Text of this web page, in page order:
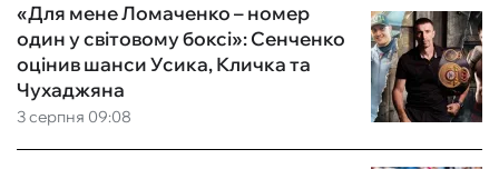
3 серпня 09:08
«Для мене Ломаченко – номер
один у світовому боксі»: Сенченко
оцінив шанси Усика, Кличка та
Чухаджяна